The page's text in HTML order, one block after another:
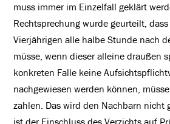
muss immer im Einzelfall geklärt
Rechtsprechung wurde geurteilt,
Vierjährigen alle halbe Stunde nach
müsse, wenn dieser alleine draußen
konkreten Falle keine
nachgewiesen werden können,
zahlen. Das wird den Nachbarn nicht
ist der Einschluss des Verzichts auf